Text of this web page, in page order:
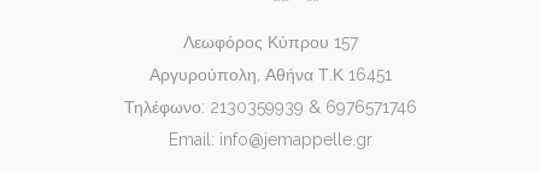
Λεωφόρος Κύπρου 157
Αργυρούπολη, Αθήνα Τ.Κ 16451
Τηλέφωνο: 2130359939 & 6976571746
Email: info@jemappelle.gr